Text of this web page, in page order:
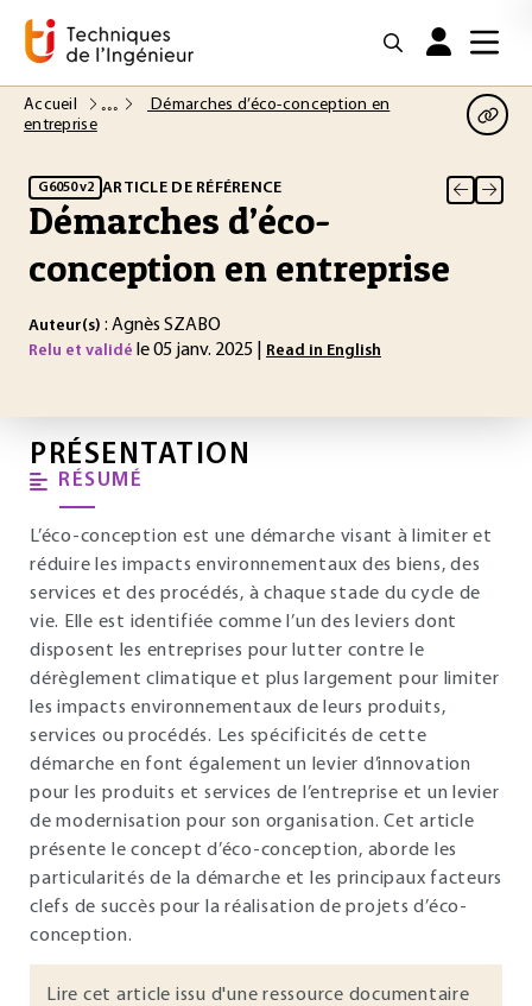
Accueil
Démarches d’éco-conception en
entreprise
G6050 v2 ARTICLE DE RÉFÉRENCE
Démarches d’éco-
conception en entreprise
Auteur(s) : Agnès SZABO
Relu et validé le 05 janv. 2025 | Read in English
PRÉSENTATION
RÉSUMÉ
L’éco-conception est une démarche visant à limiter et
réduire les impacts environnementaux des biens, des
services et des procédés, à chaque stade du cycle de
vie. Elle est identifiée comme l’un des leviers dont
disposent les entreprises pour lutter contre le
dérèglement climatique et plus largement pour limiter
les impacts environnementaux de leurs produits,
services ou procédés. Les spécificités de cette
démarche en font également un levier d’innovation
pour les produits et services de l’entreprise et un levier
de modernisation pour son organisation. Cet article
présente le concept d’éco-conception, aborde les
particularités de la démarche et les principaux facteurs
clefs de succès pour la réalisation de projets d’éco-
conception.
Lire cet article issu d'une ressource documentaire